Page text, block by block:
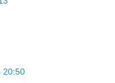
20:50